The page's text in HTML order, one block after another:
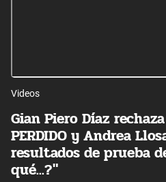
Videos
Gian Piero Díaz
PERDIDO y Andrea
resultados de prueba
qué...?"